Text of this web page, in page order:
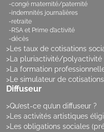
congé maternité/paternité
indemnités journalières
retraite
RSA et Prime d’activité
décès
Les taux de cotisations
La pluriactivité/polyactivité
La formation
Le simulateur de cotisations
Diffuseur
Qu’est-ce qu’un diffuseur ?
Les activités artistiques
Les obligations sociales